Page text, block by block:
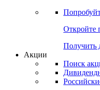
Откройте
Получить
Акции
Поиск